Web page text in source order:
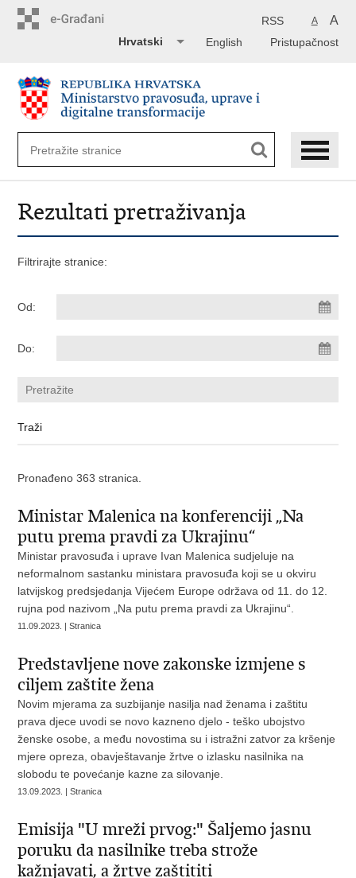
A A
RSS
Pristupačnost
English
Hrvatski
Rezultati pretraživanja
Filtrirajte stranice:
Od:
Do:
Pronađeno 363 stranica.
Ministar Malenica na konferenciji „Na
putu prema pravdi za Ukrajinu“
Ministar pravosuđa i uprave Ivan Malenica sudjeluje na
neformalnom sastanku ministara pravosuđa koji se u okviru
latvijskog predsjedanja Vijećem Europe održava od 11. do 12.
rujna pod nazivom „Na putu prema pravdi za Ukrajinu“.
11.09.2023. | Stranica
Predstavljene nove zakonske izmjene s
ciljem zaštite žena
Novim mjerama za suzbijanje nasilja nad ženama i zaštitu
prava djece uvodi se novo kazneno djelo - teško ubojstvo
ženske osobe, a među novostima su i istražni zatvor za kršenje
mjere opreza, obavještavanje žrtve o izlasku nasilnika na
slobodu te povećanje kazne za silovanje.
13.09.2023. | Stranica
Emisija "U mreži prvog:" Šaljemo jasnu
poruku da nasilnike treba strože
kažnjavati, a žrtve zaštititi